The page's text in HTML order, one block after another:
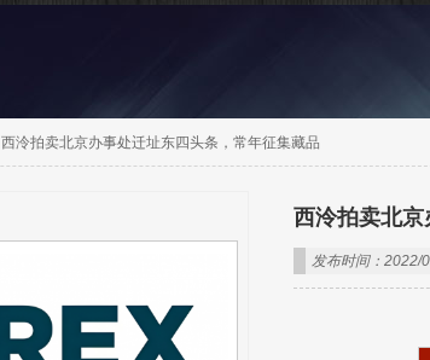
西泠拍卖北京办事处迁址东四头条，常年征集藏品
西泠拍卖北
发布时间：2022/